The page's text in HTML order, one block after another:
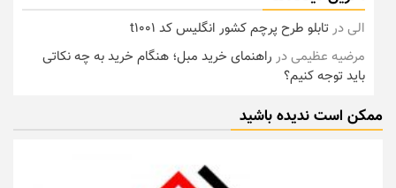
الیدرتابلو طرح پرچم کشور انگلیس کد t1001
مرضیه عظیمیدر راهنمای خرید مبل؛ هنگام خرید به چه نکاتی
باید توجه کنیم؟
ممکن است ندیده باشید